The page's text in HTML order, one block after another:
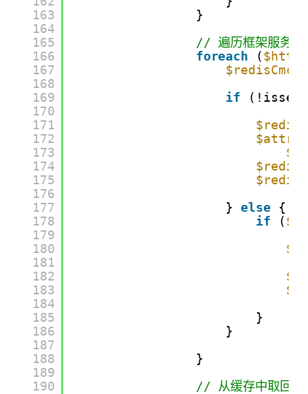
163
164
165
166
167
168
169
170
171
172
173
174
175
176
177
178
179
180
181
182
183
184
185
186
187
188
189
190
}
// 遍历框架服务控
foreach
(
if
(!isset(
} else
{
if
(
}
}
}
// 从缓存中取回租